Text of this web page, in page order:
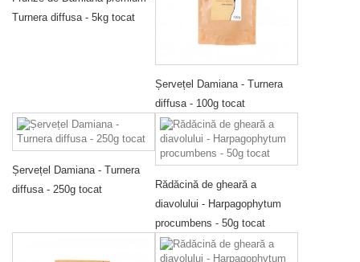
Turnera diffusa - 5kg tocat
Șervețel Damiana - Turnera
diffusa - 100g tocat
Șervețel Damiana - Turnera
diffusa - 250g tocat
Rădăcină de gheară a
diavolului - Harpagophytum
procumbens - 50g tocat